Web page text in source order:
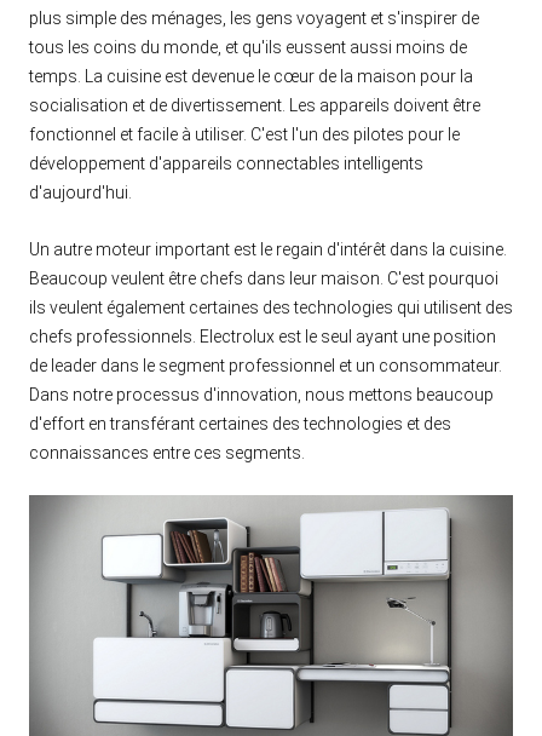
plus simple des ménages, les gens voyagent et s'inspirer de
tous les coins du monde, et qu'ils eussent aussi moins de
temps. La cuisine est devenue le cœur de la maison pour la
socialisation et de divertissement. Les appareils doivent être
fonctionnel et facile à utiliser. C'est l'un des pilotes pour le
développement d'appareils connectables intelligents
d'aujourd'hui.
Un autre moteur important est le regain d'intérêt dans la cuisine.
Beaucoup veulent être chefs dans leur maison. C'est pourquoi
ils veulent également certaines des technologies qui utilisent des
chefs professionnels. Electrolux est le seul ayant une position
de leader dans le segment professionnel et un consommateur.
Dans notre processus d'innovation, nous mettons beaucoup
d'effort en transférant certaines des technologies et des
connaissances entre ces segments.